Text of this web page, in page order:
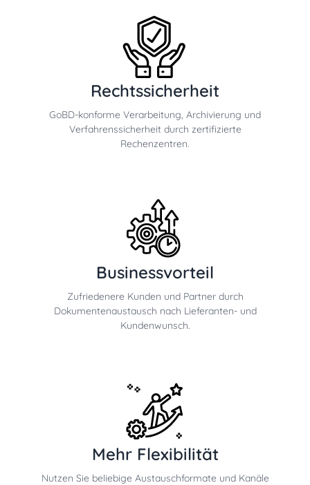
Rechtssicherheit
GoBD-konforme Verarbeitung, Archivierung und
Verfahrenssicherheit durch zertifizierte
Rechenzentren.
Businessvorteil
Zufriedenere Kunden und Partner durch
Dokumentenaustausch nach Lieferanten- und
Kundenwunsch.
Mehr Flexibilität
Nutzen Sie beliebige Austauschformate und Kanäle